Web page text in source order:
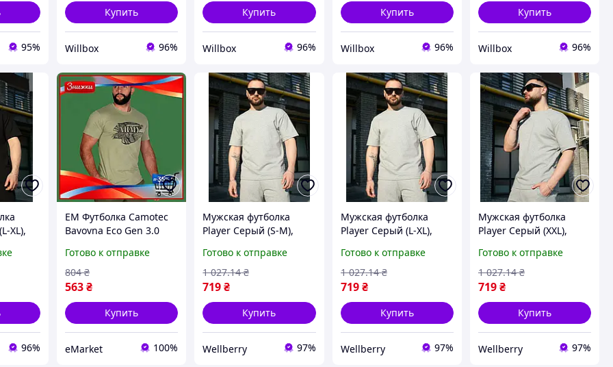
95%
Купить
Willbox 96%
Купить
Willbox 96%
Купить
Willbox 96%
Купить
Willbox 96%
XL),
для
96%
EM Футболка Camotec
Bavovna Eco Gen 3.0
100% хлопок летняя
футболка для мужчин и
же MAR_K
Готово к отправке
563₴
804 ₴
Купить
eMarket 100%
Мужская футболка
Player Серый (S-M),
летние футболки для
мужчин
Готово к отправке
719₴
1 027.14 ₴
Купить
Wellberry 97%
Мужская футболка
Player Серый (L-XL),
летние футболки для
мужчин
Готово к отправке
719 ₴
1 027.14 ₴
Купить
Wellberry 97%
Мужская футболка
Player Серый (XXL),
летние футболки для
мужчин
Готово к отправке
719₴
1 027.14 ₴
Купить
Wellberry 97%